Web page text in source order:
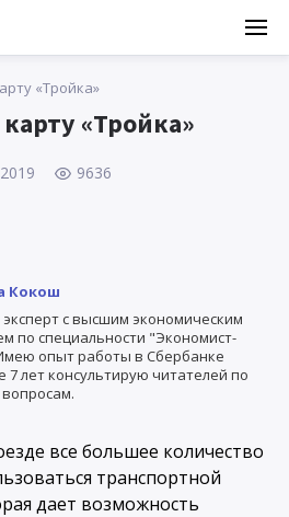
«Тройка»
«Тройка»
9636
Кокош
с высшим экономическим
по специальности "Экономист-
опыт работы в Сбербанке
7 лет консультирую читателей по
все большее количество
транспортной
дает возможность